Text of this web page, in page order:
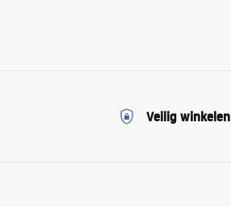
Veilig winkelen